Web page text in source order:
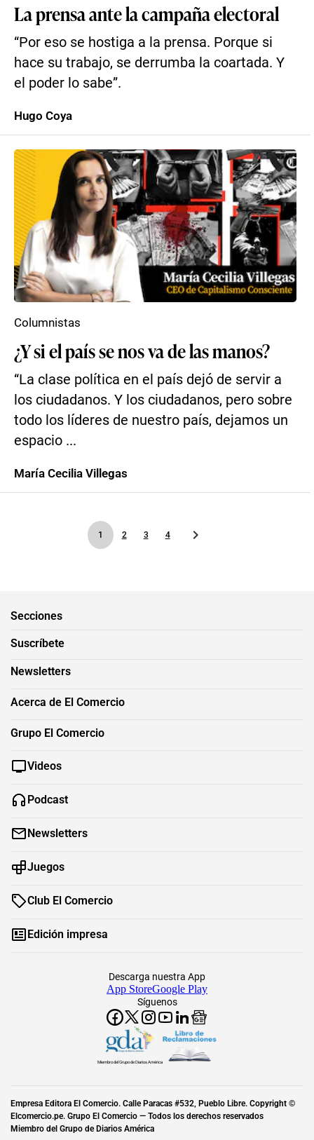
La prensa ante la campaña electoral
“Por eso se hostiga a la prensa. Porque si
hace su trabajo, se derrumba la coartada. Y
el poder lo sabe”.
Hugo Coya
¿Y si el país se nos va de las manos?
“La clase política en el país dejó de servir a
los ciudadanos. Y los ciudadanos, pero sobre
todo los líderes de nuestro país, dejamos un
espacio ...
Columnistas
María Cecilia Villegas
1 2 3 4
Secciones
Suscríbete
Newsletters
Acerca de El Comercio
Grupo El Comercio
Videos
Podcast
Newsletters
Juegos
Club El Comercio
Edición impresa
Síguenos
Descarga nuestra App
App StoreGoogle Play
Miembro del Grupo de Diarios América
Empresa Editora El Comercio. Calle Paracas #532, Pueblo Libre. Copyright ©
Elcomercio.pe. Grupo El Comercio — Todos los derechos reservados
Miembro del Grupo de Diarios América